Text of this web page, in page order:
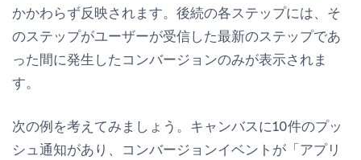
かかわらず反映されます。後続の各ステップには、そ
のステップがユーザーが受信した最新のステップであ
った間に発生したコンバージョンのみが表示されま
す。
次の例を考えてみましょう。キャンバスに10件のプッ
シュ通知があり、コンバージョンイベントが「アプリ